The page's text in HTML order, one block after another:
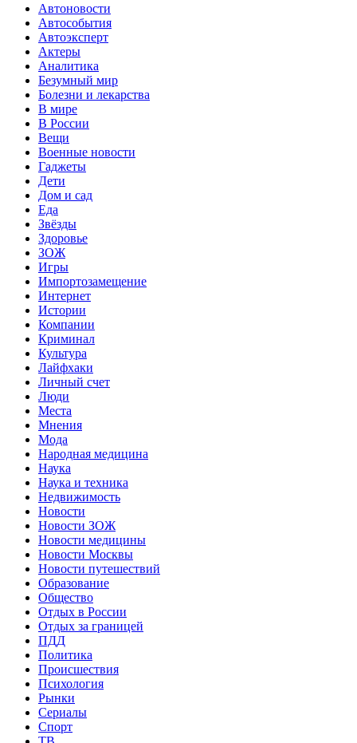
Автоновости
Автособытия
Автоэксперт
Актеры
Аналитика
Безумный мир
Болезни и лекарства
В мире
В России
Вещи
Военные новости
Гаджеты
Дети
Дом и сад
Еда
Звёзды
Здоровье
ЗОЖ
Игры
Импортозамещение
Интернет
Истории
Компании
Криминал
Культура
Лайфхаки
Личный счет
Люди
Места
Мнения
Мода
Народная медицина
Наука
Наука и техника
Недвижимость
Новости
Новости ЗОЖ
Новости медицины
Новости Москвы
Новости путешествий
Образование
Общество
Отдых в России
Отдых за границей
ПДД
Политика
Происшествия
Психология
Рынки
Сериалы
Спорт